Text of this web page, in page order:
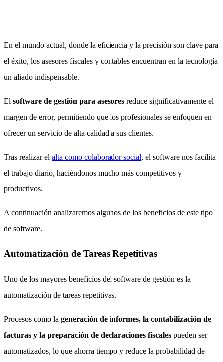
En el mundo actual, donde la eficiencia y la precisión son clave para
el éxito, los asesores fiscales y contables encuentran en la tecnología
un aliado indispensable.
El software de gestión para asesores reduce significativamente el
margen de error, permitiendo que los profesionales se enfoquen en
ofrecer un servicio de alta calidad a sus clientes.
Tras realizar el alta como colaborador social, el software nos facilita
el trabajo diario, haciéndonos mucho más competitivos y
productivos.
A continuación analizaremos algunos de los beneficios de este tipo
de software.
Automatización de Tareas Repetitivas
Uno de los mayores beneficios del software de gestión es la
automatización de tareas repetitivas.
Procesos como la generación de informes, la contabilización de
facturas y la preparación de declaraciones fiscales pueden ser
automatizados, lo que ahorra tiempo y reduce la probabilidad de